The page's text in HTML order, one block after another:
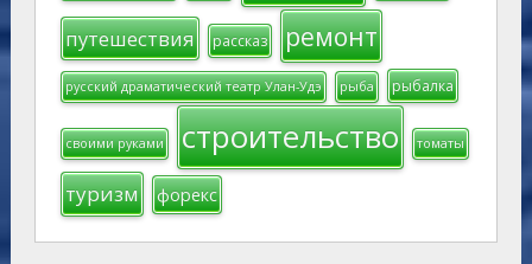
путешествия рассказ ремонт
русский драматический театр Улан-Удэ рыба рыбалка
своими руками строительство томаты
туризм форекс